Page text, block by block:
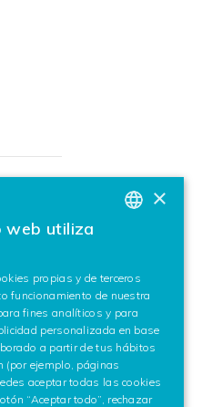
ENGLISH
×
web utiliza
propias y de terceros
funcionamiento de nuestra
fines analíticos y para
personalizada en base
a partir de tus hábitos
(por ejemplo, páginas
aceptar todas las cookies
“Aceptar todo”, rechazar